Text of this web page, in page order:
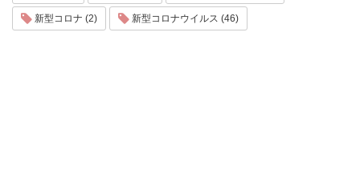
新型コロナ (2) 新型コロナウイルス (46)